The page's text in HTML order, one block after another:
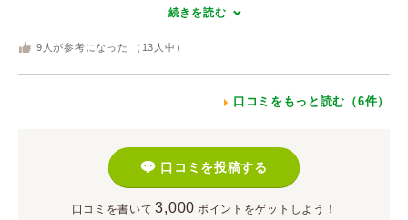
続きを読む
9 人が参考になった （ 13 人中）
口コミをもっと読む（6件）
口コミを投稿する
口コミを書いて 3,000 ポイント をゲットしよう！